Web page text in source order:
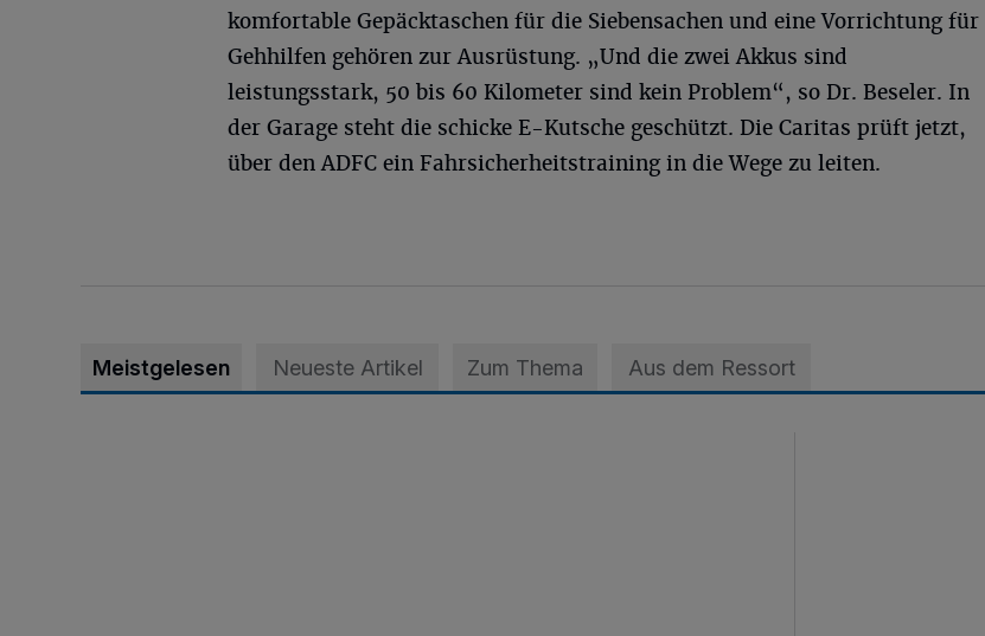
komfortable Gepäcktaschen für die Siebensachen und eine Vorrichtung für
Gehhilfen gehören zur Ausrüstung. „Und die zwei Akkus sind
leistungsstark, 50 bis 60 Kilometer sind kein Problem“, so Dr. Beseler. In
der Garage steht die schicke E-Kutsche geschützt. Die Caritas prüft jetzt,
über den ADFC ein Fahrsicherheitstraining in die Wege zu leiten.
Meistgelesen Neueste Artikel Zum Thema Aus dem Ressort